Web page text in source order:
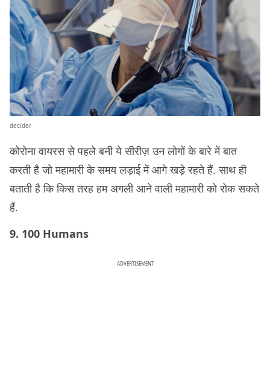
decider
कोरोना वायरस से पहले बनी ये सीरीज़ उन लोगों के बारे में बात
करती है जो महामारी के समय लड़ाई में आगे खड़े रहते हैं. साथ ही
बताती है कि किस तरह हम अगली आने वाली महामारी को रोक सकते
हैं.
9. 100 Humans
ADVERTISEMENT